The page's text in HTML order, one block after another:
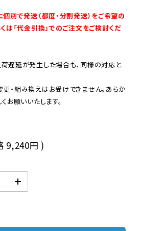
個別で発送（都度・分割発送）をご希望の
は「代金引換」でのご注文をご検討くだ
遅延が発生した場合も、同様の対応と
・組み換えはお受けできません。あらか
お願いいたします。
9,240円 )